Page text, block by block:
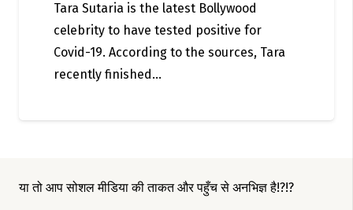
Tara Sutaria is the latest Bollywood
celebrity to have tested positive for
Covid-19. According to the sources, Tara
recently finished…
या तो आप सोशल मीडिया की ताकत और पहुँच से अनभिज्ञ है!?!?